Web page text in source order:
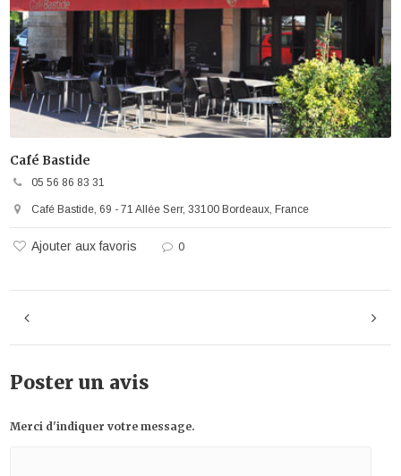
Café Bastide
05 56 86 83 31
Café Bastide, 69 - 71 Allée Serr, 33100 Bordeaux, France
Ajouter aux favoris 0
Poster un avis
Merci d'indiquer votre message.